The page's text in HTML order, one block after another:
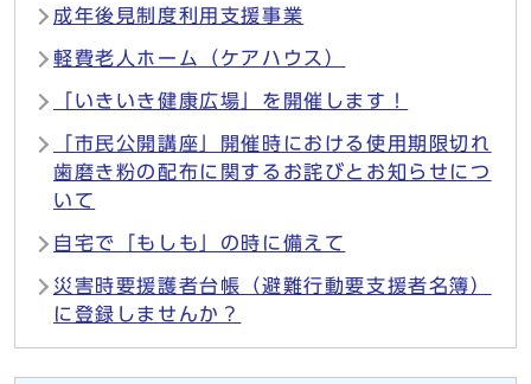
成年後見制度利用支援事業
軽費老人ホーム（ケアハウス）
「いきいき健康広場」を開催します！
「市民公開講座」開催時における使用期限切れ
歯磨き粉の配布に関するお詫びとお知らせにつ
いて
自宅で「もしも」の時に備えて
災害時要援護者台帳（避難行動要支援者名簿）
に登録しませんか？